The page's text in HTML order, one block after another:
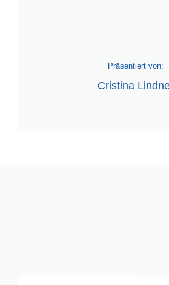
Präsentiert von:
Cristina